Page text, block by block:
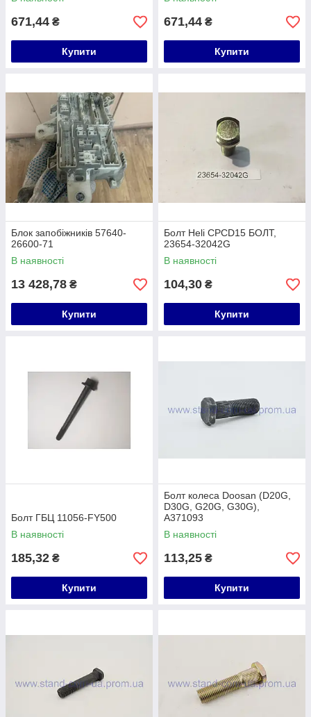
671,44 ₴
Купити
671,44 ₴
Купити
Блок запобіжників 57640-
26600-71
В наявності
13 428,78 ₴
Купити
Болт Heli CPCD15 БОЛТ,
23654-32042G
В наявності
104,30 ₴
Купити
Болт ГБЦ 11056-FY500
В наявності
185,32 ₴
Купити
Болт колеса Doosan (D20G,
D30G, G20G, G30G),
A371093
В наявності
113,25 ₴
Купити